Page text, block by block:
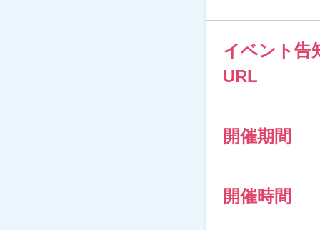
イベント告
URL
開催期間
開催時間